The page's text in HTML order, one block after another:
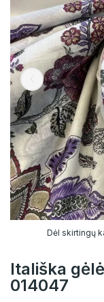
Dėl skirtingų
Itališka
014047